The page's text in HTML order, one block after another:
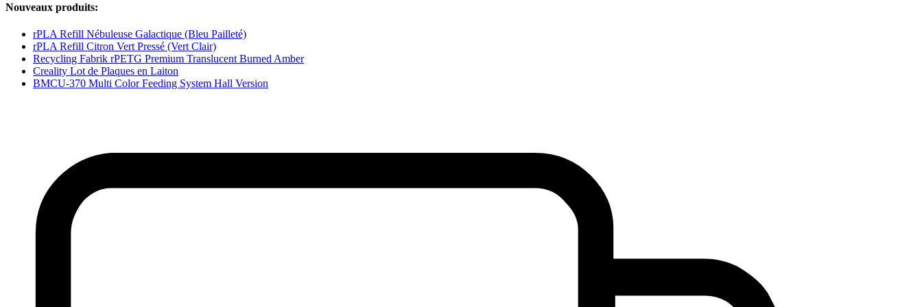
Nouveaux produits:
rPLA Refill Nébuleuse Galactique (Bleu Pailleté)
rPLA Refill Citron Vert Pressé (Vert Clair)
Recycling Fabrik rPETG Premium Translucent Burned Amber
Creality Lot de Plaques en Laiton
BMCU-370 Multi Color Feeding System Hall Version